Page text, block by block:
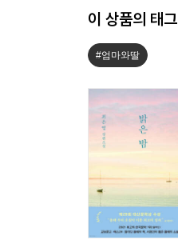
이 상품의 태그
#엄마와딸